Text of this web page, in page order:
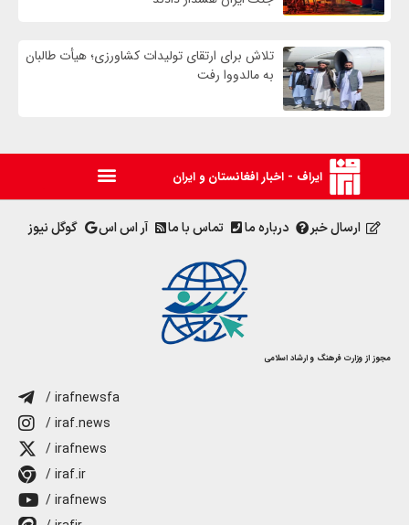
تلاش برای ارتقای تولیدات کشاورزی؛ هیأت طالبان
به مالدووا رفت
ایراف - اخبار افغانستان و ایران
ارسال خبر درباره ما تماس با ما آر اس اس گوگل نیوز
مجوز از وزارت فرهنگ و ارشاد اسلامی
/ irafnewsfa
/ iraf.news
/ irafnews
/ iraf.ir
/ irafnews